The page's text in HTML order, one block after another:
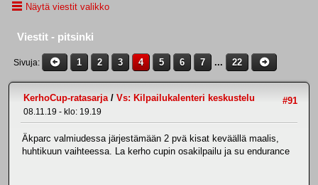
Näytä viestit valikko
Viestit - pitsinki
Sivuja 1 2 3 4 5 6 7 ... 22
#91
KerhoCup-ratasarja/ Vs: Kilpailukalenteri keskustelu
08.11.19 - klo: 19.19
Äkparc valmiudessa järjestämään 2 pvä kisat keväällä maalis,
huhtikuun vaihteessa. La kerho cupin osakilpailu ja su endurance